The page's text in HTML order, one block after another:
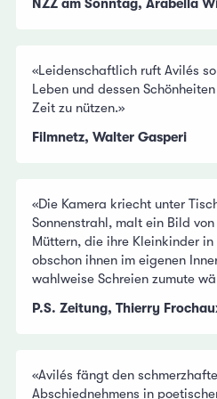
NZZ am Sonntag, Arabella
«Leidenschaftlich ruft Avilés
Leben und dessen
Zeit zu nützen.»
Filmnetz, Walter Gasperi
«Die Kamera kriecht unter
Sonnenstrahl, malt ein Bild
Müttern, die ihre Kleinkinder
obschon ihnen im eigenen
wahlweise Schreien zumute
P.S. Zeitung, Thierry
«Avilés fängt den
Abschiednehmens in